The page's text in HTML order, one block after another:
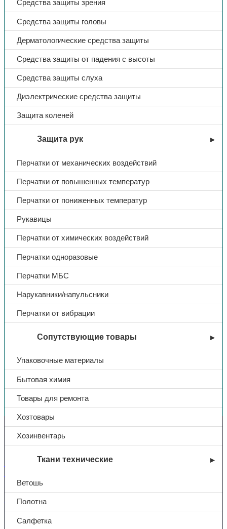
Средства защиты зрения
Средства защиты головы
Дерматологические средства защиты
Средства защиты от падения с высоты
Средства защиты слуха
Диэлектрические средства защиты
Защита коленей
Защита рук
Перчатки от механических воздействий
Перчатки от повышенных температур
Перчатки от пониженных температур
Рукавицы
Перчатки от химических воздействий
Перчатки одноразовые
Перчатки МБС
Нарукавники/напульсники
Перчатки от вибрации
Сопутствующие товары
Упаковочные материалы
Бытовая химия
Товары для ремонта
Хозтовары
Хозинвентарь
Ткани технические
Ветошь
Полотна
Салфетка
Вы недавно смотрели
Контакты
+7 (831) 214-01-31
101@adk52.ru